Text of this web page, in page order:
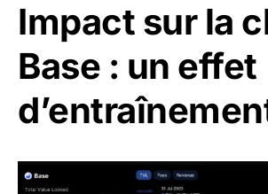
Impact sur la
Base : un effet